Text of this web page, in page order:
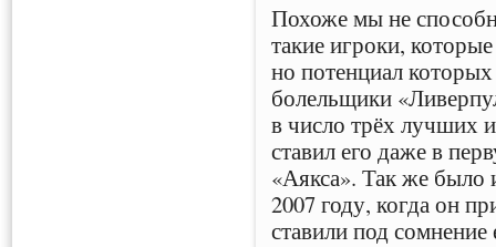
Похоже мы не
такие игроки,
но потенциал
болельщики
в число трёх лучших
ставил его даже в
«Аякса». Так же было
2007 году, когда он
ставили под сомнение